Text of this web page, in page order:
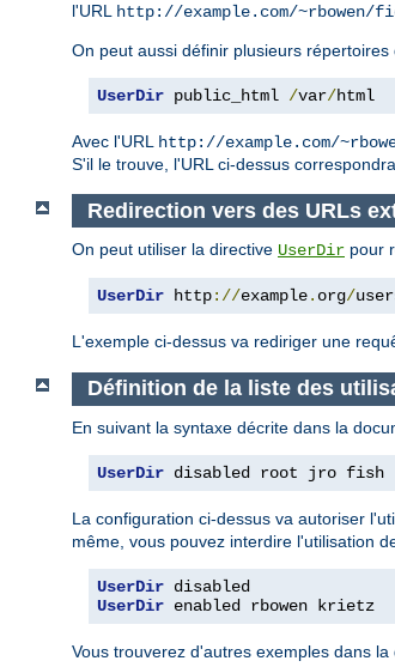
l'URL http://example.com/~rbowen/
On peut aussi définir plusieurs répertoires
UserDir public_html /var/html
Avec l'URL http://example.com/
S'il le trouve, l'URL ci-dessus
Redirection vers des URLs
On peut utiliser la directive UserDir pour
UserDir http://example. org/
L'exemple ci-dessus va rediriger une
Définition de la liste des
En suivant la syntaxe décrite dans la
UserDir disabled root jro fish
La configuration ci-dessus va autoriser
même, vous pouvez interdire l'utilisation
UserDir
UserDir enabled rbowen krietz
Vous trouverez d'autres exemples dans